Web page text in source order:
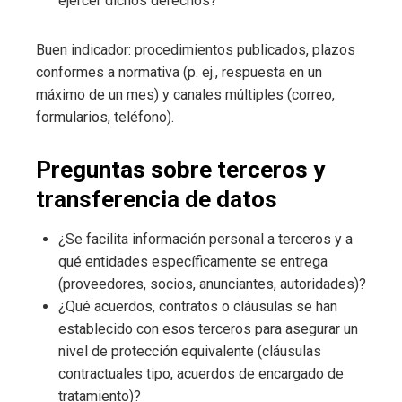
Buen indicador: procedimientos publicados, plazos
conformes a normativa (p. ej., respuesta en un
máximo de un mes) y canales múltiples (correo,
formularios, teléfono).
Preguntas sobre terceros y
transferencia de datos
¿Se facilita información personal a terceros y a
qué entidades específicamente se entrega
(proveedores, socios, anunciantes, autoridades)?
¿Qué acuerdos, contratos o cláusulas se han
establecido con esos terceros para asegurar un
nivel de protección equivalente (cláusulas
contractuales tipo, acuerdos de encargado de
tratamiento)?